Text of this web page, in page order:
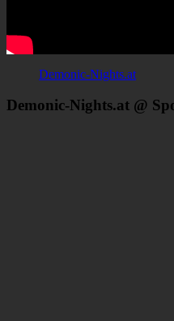
Demonic-Nights.at
Demonic-Nights.at @